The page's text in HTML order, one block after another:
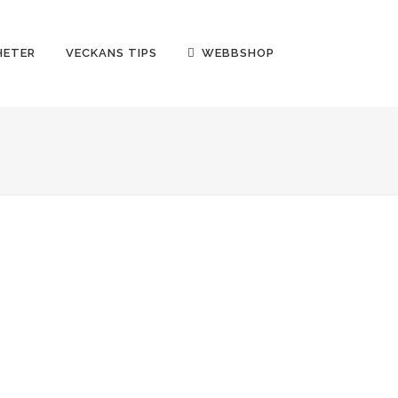
VECKANS TIPS WEBBSHOP